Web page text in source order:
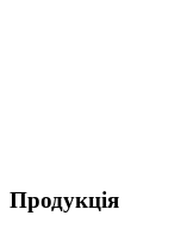
Продукція